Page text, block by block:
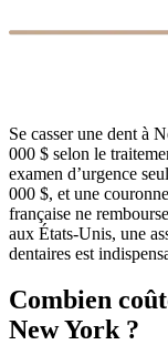
Se casser une dent à
000 $ selon le
examen d’urgence
000 $, et une
française ne
aux États-Unis, une
dentaires est
Combien
New York ?